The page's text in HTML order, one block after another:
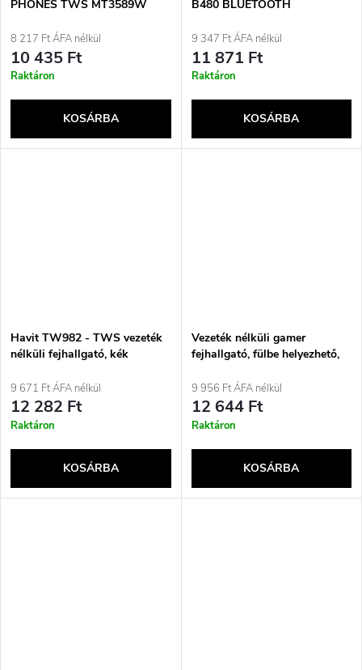
s
e
a
PHONES TWS MT3589W
8 217 Ft ÁFA nélkül
10 435 Ft
Raktáron
KOSÁRBA
B480 BLUETOOTH
9 347 Ft ÁFA nélkül
11 871 Ft
Raktáron
KOSÁRBA
Havit TW982 - TWS vezeték
nélküli fejhallgató, kék
9 671 Ft ÁFA nélkül
12 282 Ft
Raktáron
KOSÁRBA
Vezeték nélküli gamer
fejhallgató, fülbe helyezhető,
9 956 Ft ÁFA nélkül
12 644 Ft
Raktáron
KOSÁRBA